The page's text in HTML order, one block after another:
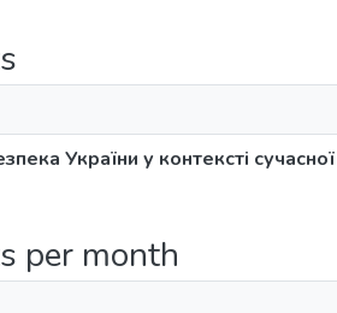
України у контексті
per month